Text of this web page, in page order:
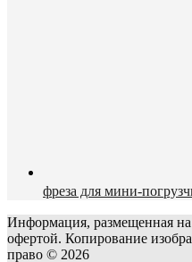
фреза для мини-
Информация, размещенная на
офертой. Копирование
право © 2026